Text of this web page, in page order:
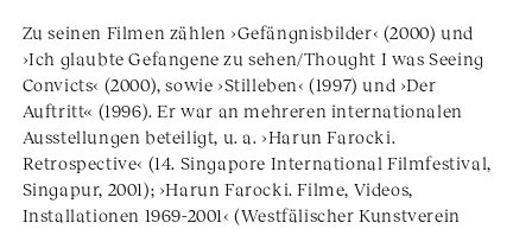
Zu seinen Filmen zählen ›Gefängnisbilder‹ (2000) und
›Ich glaubte Gefangene zu sehen/Thought I was Seeing
Convicts‹ (2000), sowie ›Stilleben‹ (1997) und ›Der
Auftritt« (1996). Er war an mehreren internationalen
Ausstellungen beteiligt, u. a. ›Harun Farocki.
Retrospective‹ (14. Singapore International Filmfestival,
Singapur, 2001); ›Harun Farocki. Filme, Videos,
Installationen 1969-2001‹ (Westfälischer Kunstverein